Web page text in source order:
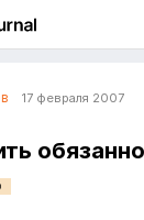
17 февраля 2007